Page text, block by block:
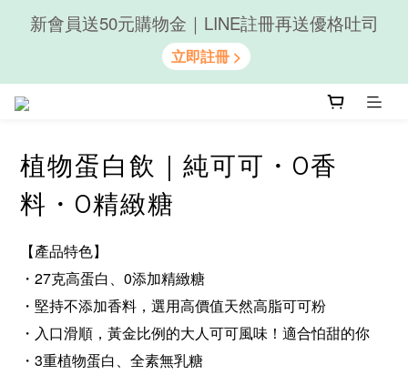
隨心享受｜貝果任選6組$899
隨心享受｜貝果任選6組$899
植物蛋白飲｜純可可・0香
料・0精緻糖
【​產品​特色​】
・27克​高蛋白、​0添​加精緻​糖
​・堅持​不​添​加香料，​選用​高價值​天然​高脂​可​可​粉​
・入口​滑順，​黃金​比例​的​大人​可​可​風味！適合​怕甜​的​你
・3重​植物​蛋白、​全素​無乳糖